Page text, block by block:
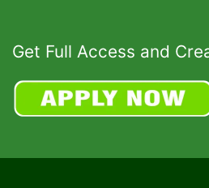
Get Full Access and